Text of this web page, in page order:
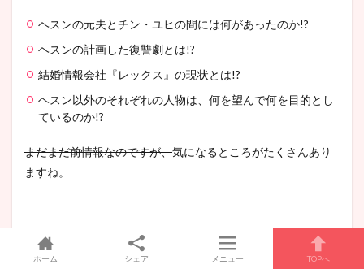
ヘスンの元夫とチン・ユヒの間には何があったのか!?
ヘスンの計画した復讐劇とは!?
結婚情報会社『レックス』の現状とは!?
ヘスン以外のそれぞれの人物は、何を望んで何を目的とし
ているのか!?
まだまだ前情報なのですが、気になるところがたくさんあり
ますね。
そこで、 あえて『再婚ゲーム』の見ど
ホーム シェア メニュー TOPへ